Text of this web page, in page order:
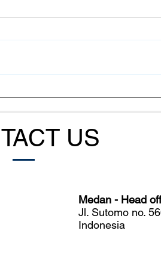
US
Medan - Head
Jl. Sutomo no.
Indonesia